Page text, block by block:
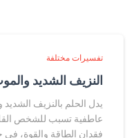
تفسيرات مختلفة
النزيف الشديد
يدل الحلم بالنزيف
عاطفية تسبب للشخص
فقدان الطاقة والقوة، في